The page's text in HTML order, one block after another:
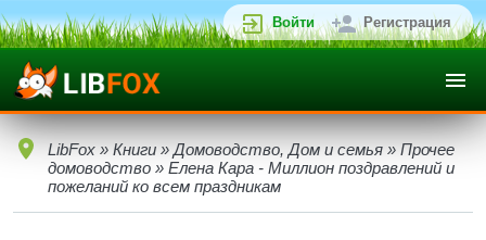
Войти Регистрация
LibFox » Книги » Домоводство, Дом и семья » Прочее
домоводство » Елена Кара - Миллион поздравлений и
пожеланий ко всем праздникам